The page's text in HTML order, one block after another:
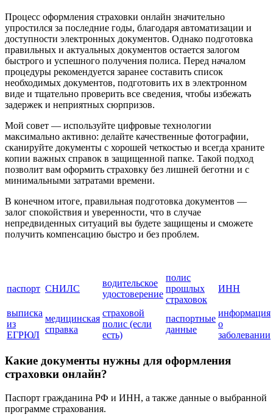
Процесс оформления страховки онлайн значительно
упростился за последние годы, благодаря автоматизации и
доступности электронных документов. Однако подготовка
правильных и актуальных документов остается залогом
быстрого и успешного получения полиса. Перед началом
процедуры рекомендуется заранее составить список
необходимых документов, подготовить их в электронном
виде и тщательно проверить все сведения, чтобы избежать
задержек и неприятных сюрпризов.
Мой совет — используйте цифровые технологии
максимально активно: делайте качественные фотографии,
сканируйте документы с хорошей четкостью и всегда храните
копии важных справок в защищенной папке. Такой подход
позволит вам оформить страховку без лишней беготни и с
минимальными затратами времени.
В конечном итоге, правильная подготовка документов —
залог спокойствия и уверенности, что в случае
непредвиденных ситуаций вы будете защищены и сможете
получить компенсацию быстро и без проблем.
паспорт СНИЛС
водительское
удостоверение
полис
прошлых
страховок
ИНН
выписка
из
ЕГРЮЛ
медицинская
справка
страховой
полис (если
есть)
паспортные
данные
информация
о
заболевании
Какие документы нужны для оформления
страховки онлайн?
Паспорт гражданина РФ и ИНН, а также данные о выбранной
программе страхования.